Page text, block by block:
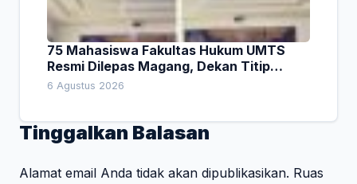
75 Mahasiswa Fakultas Hukum UMTS
Resmi Dilepas Magang, Dekan Titip
Empat Pesan Penting
6 Agustus 2026
Tinggalkan Balasan
Alamat email Anda tidak akan dipublikasikan. Ruas